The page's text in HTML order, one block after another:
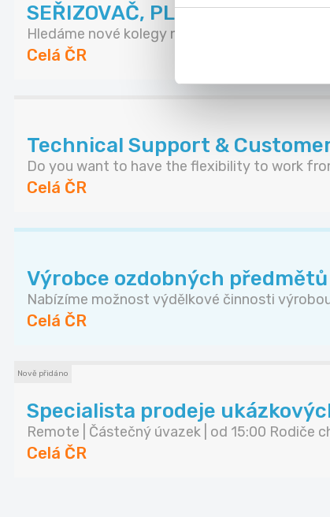
SEŘIZOVAČ, PLASTAŘINA |
Hledáme nové kolegy na pozice SEŘIZOVAČ
Celá ČR
Technical Support &
Do you want to have the flexibility to work
Celá ČR
Výrobce ozdobných předmětů
Nabízíme možnost výdělkové činnosti
Celá ČR
Nově přidáno
Specialista prodeje
Remote | Částečný úvazek | od 15:00 Rodiče
Celá ČR